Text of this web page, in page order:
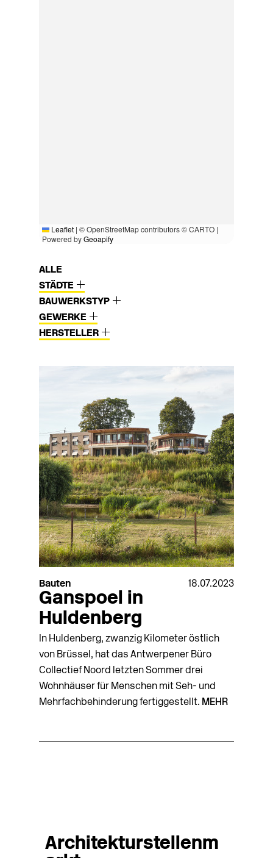
Leaflet | © OpenStreetMap contributors © CARTO |
Powered byGeoapify
ALLE
STÄDTE
BAUWERKSTYP
GEWERKE
HERSTELLER
Bauten 18.07.2023
Ganspoel in
Huldenberg
In Huldenberg, zwanzig Kilometer östlich
von Brüssel, hat das Antwerpener Büro
Collectief Noord letzten Sommer drei
Wohnhäuser für Menschen mit Seh- und
Mehrfachbehinderung fertiggestellt. MEHR
Architekturstellenm